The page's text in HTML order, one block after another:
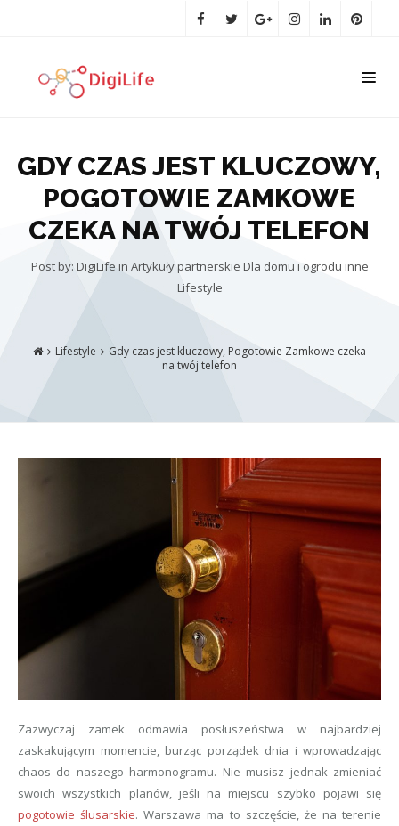
GDY CZAS JEST KLUCZOWY,
POGOTOWIE ZAMKOWE
CZEKA NA TWÓJ TELEFON
Post by: DigiLife in Artykuły partnerskie Dla domu i ogrodu inne
Lifestyle
Lifestyle
Gdy czas jest kluczowy, Pogotowie Zamkowe czeka
na twój telefon
Zazwyczaj zamek odmawia posłuszeństwa w najbardziej
zaskakującym momencie, burząc porządek dnia i wprowadzając
chaos do naszego harmonogramu. Nie musisz jednak zmieniać
swoich wszystkich planów, jeśli na miejscu szybko pojawi się
pogotowie ślusarskie. Warszawa ma to szczęście, że na terenie